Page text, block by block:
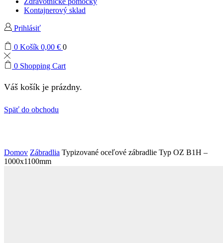
Kontajnerový sklad
Prihlásiť
0 Košík 0,00 € 0
0 Shopping Cart
Váš košík je prázdny.
Späť do obchodu
Domov Zábradlia Typizované oceľové zábradlie Typ OZ B1H –
1000x1100mm